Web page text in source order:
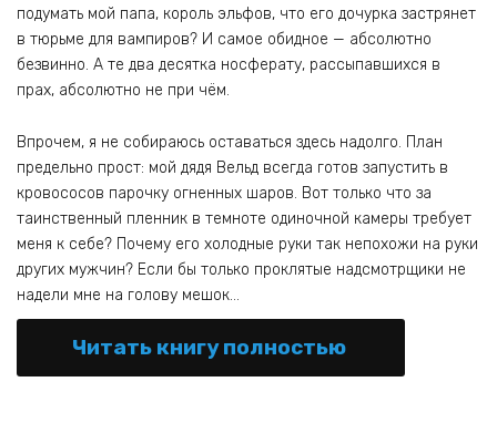
подумать мой папа, король эльфов, что его дочурка застрянет
в тюрьме для вампиров? И самое обидное — абсолютно
безвинно. А те два десятка носферату, рассыпавшихся в
прах, абсолютно не при чём.
Впрочем, я не собираюсь оставаться здесь надолго. План
предельно прост: мой дядя Вельд всегда готов запустить в
кровососов парочку огненных шаров. Вот только что за
таинственный пленник в темноте одиночной камеры требует
меня к себе? Почему его холодные руки так непохожи на руки
других мужчин? Если бы только проклятые надсмотрщики не
надели мне на голову мешок…
Читать книгу полностью